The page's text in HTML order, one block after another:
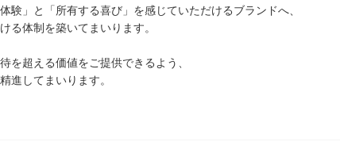
験」と「所有する喜び」を感じていただけるブランドへ、
る体制を築いてまいります。
を超える価値をご提供できるよう、
進してまいります。